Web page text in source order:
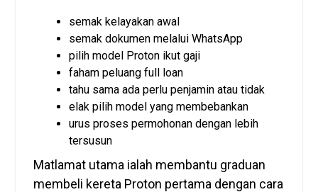
semak kelayakan awal
semak dokumen melalui WhatsApp
pilih model Proton ikut gaji
faham peluang full loan
tahu sama ada perlu penjamin atau tidak
elak pilih model yang membebankan
urus proses permohonan dengan lebih
tersusun
Matlamat utama ialah membantu graduan
membeli kereta Proton pertama dengan cara